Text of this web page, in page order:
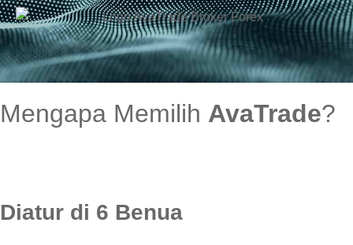
Mengapa Memilih AvaTrade?
Diatur di 6 Benua